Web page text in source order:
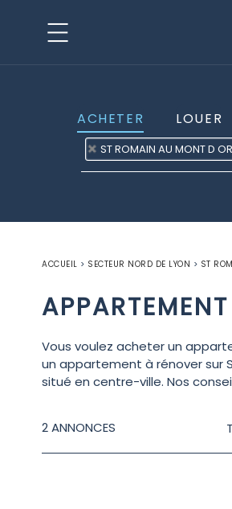
ACHETER LOUER
ST ROMAIN AU MONT D
ACCUEIL > SECTEUR NORD DE LYON > ST
Vous voulez acheter un
un appartement à rénover sur
situé en centre-ville. Nos
2ANNONCES